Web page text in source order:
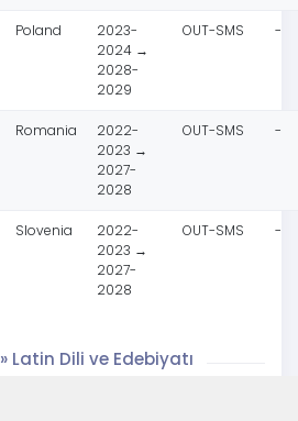
Poland
2023-
2024 →
2028-
2029
OUT-SMS -
Romania
2022-
2023 →
2027-
2028
OUT-SMS -
Slovenia
2022-
2023 →
2027-
2028
OUT-SMS -
» Latin Dili ve Edebiyatı